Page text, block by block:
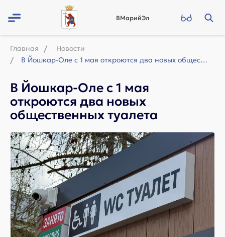
ВМарийЭл
Главная
Новости
В Йошкар-Оле с 1 мая откроются два новых общественных туалета
В Йошкар-Оле с 1 мая
откроются два новых
общественных туалета